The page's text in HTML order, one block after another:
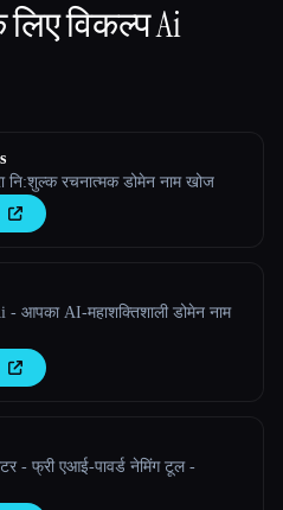
विकल्पAi
नि:शुल्क रचनात्मक डोमेन नाम खोज
- आपका AI-महाशक्तिशाली डोमेन नाम
- फ्री एआई-पावर्ड नेमिंग टूल -